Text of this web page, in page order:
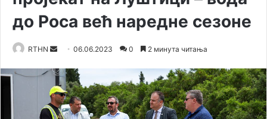
до Роса већ наредне сезоне
RTHN
Send
email
06.06.2023 0 2 минута читања